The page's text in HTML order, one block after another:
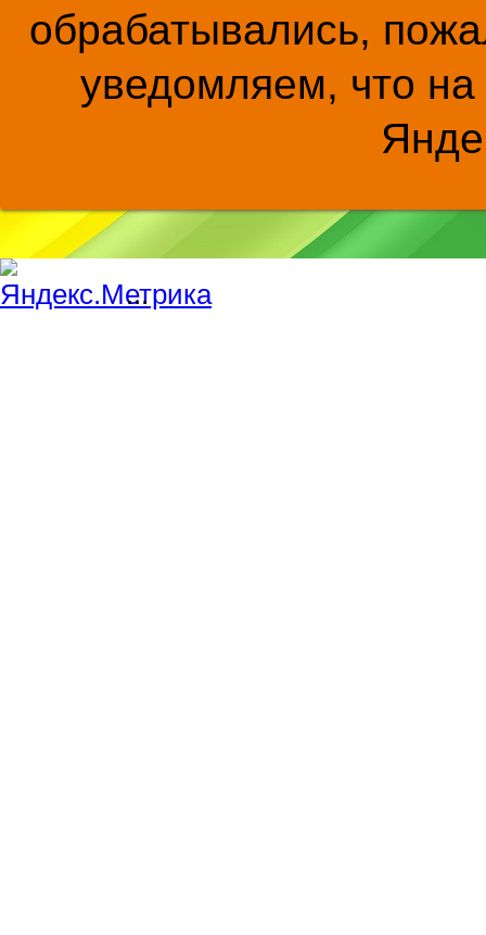
обрабатывались,
уведомляем, что на
...